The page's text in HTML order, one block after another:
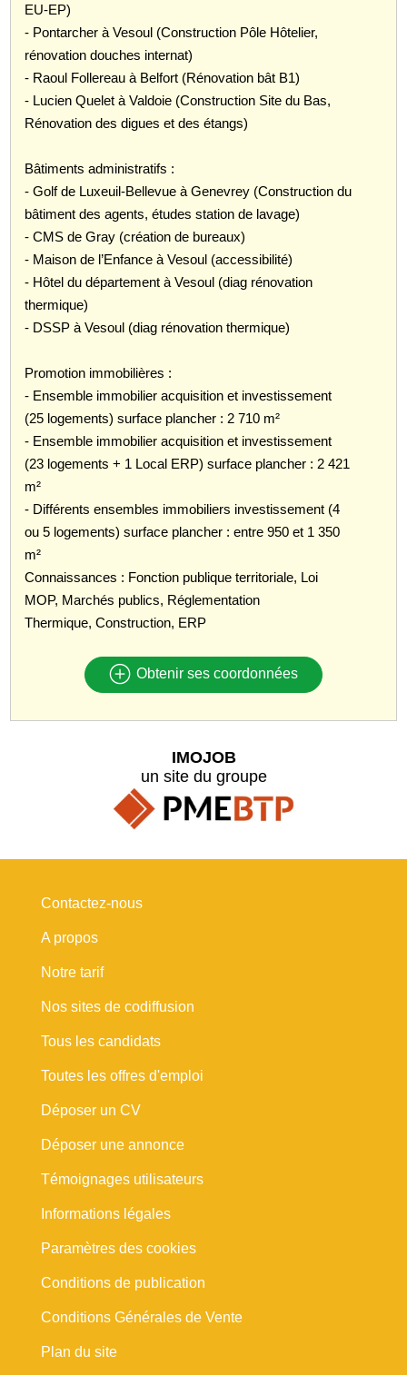
EU-EP)
- Pontarcher à Vesoul (Construction Pôle Hôtelier,
rénovation douches internat)
- Raoul Follereau à Belfort (Rénovation bât B1)
- Lucien Quelet à Valdoie (Construction Site du Bas,
Rénovation des digues et des étangs)
Bâtiments administratifs :
- Golf de Luxeuil-Bellevue à Genevrey (Construction du
bâtiment des agents, études station de lavage)
- CMS de Gray (création de bureaux)
- Maison de l’Enfance à Vesoul (accessibilité)
- Hôtel du département à Vesoul (diag rénovation
thermique)
- DSSP à Vesoul (diag rénovation thermique)
Promotion immobilières :
- Ensemble immobilier acquisition et investissement
(25 logements) surface plancher : 2 710 m²
- Ensemble immobilier acquisition et investissement
(23 logements + 1 Local ERP) surface plancher : 2 421
m²
- Différents ensembles immobiliers investissement (4
ou 5 logements) surface plancher : entre 950 et 1 350
m²
Connaissances : Fonction publique territoriale, Loi
MOP, Marchés publics, Réglementation
Thermique, Construction, ERP
Obtenir ses coordonnées
IMOJOB
un site du groupe
Contactez-nous
A propos
Notre tarif
Nos sites de codiffusion
Tous les candidats
Toutes les offres d'emploi
Déposer un CV
Déposer une annonce
Témoignages utilisateurs
Informations légales
Paramètres des cookies
Conditions de publication
Conditions Générales de Vente
Plan du site